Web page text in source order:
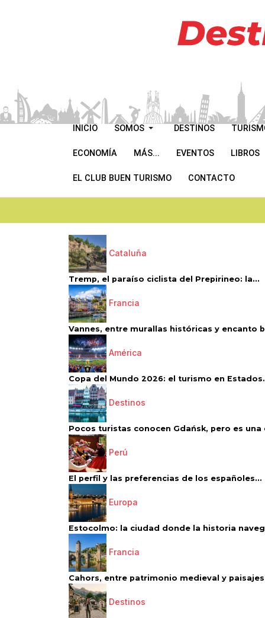
INICIO SOMOS DESTINOS
ECONOMÍA MÁS... EVENTOS LIBROS
EL CLUB BUEN TURISMO CONTACTO
Cataluña
Tremp, el paraíso ciclista del Prepirineo: la...
Francia
Vannes, entre murallas históricas y encanto
América
Copa del Mundo 2026: el turismo en
Destinos
Pocos turistas conocen Gdańsk, pero es una
Perú
El perfil y las preferencias de los españoles...
Europa
Estocolmo: la ciudad donde la historia
Francia
Cahors, entre patrimonio medieval y paisajes
Destinos